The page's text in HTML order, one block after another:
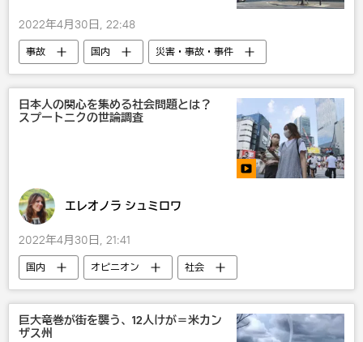
2022年4月30日, 22:48
事故 国内
災害・事故・事件
社会
日本人の関心を集める社会問題とは？
スプートニクの世論調査
エレオノラ シュミロワ
2022年4月30日, 21:41
国内 オピニオン 社会
巨大竜巻が街を襲う、12人けが＝米カン
ザス州